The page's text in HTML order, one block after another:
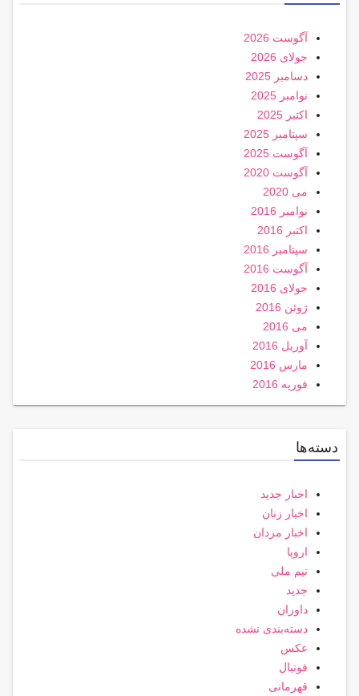
آگوست 2026
جولای 2026
دسامبر 2025
نوامبر 2025
اکتبر 2025
سپتامبر 2025
آگوست 2025
آگوست 2020
می 2020
نوامبر 2016
اکتبر 2016
سپتامبر 2016
آگوست 2016
جولای 2016
ژوئن 2016
می 2016
آوریل 2016
مارس 2016
فوریه 2016
دسته‌ها
اخبار جدید
اخبار زنان
اخبار مردان
اروپا
تیم ملی
جدید
داوران
دسته‌بندی نشده
عکس
فوتبال
قهرمانی